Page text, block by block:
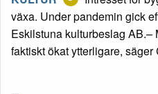
växa. Under pandemin gick
Eskilstuna kulturbeslag AB.–
faktiskt ökat ytterligare,